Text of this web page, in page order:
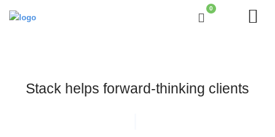
0
Stack helps forward-thinking clients